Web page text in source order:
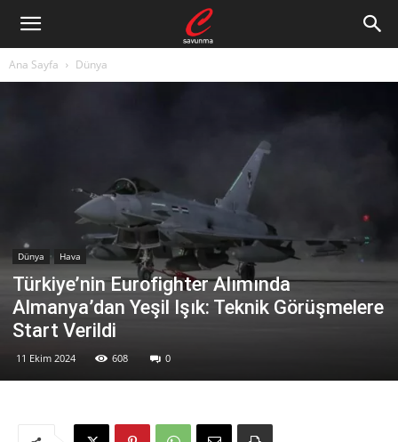
Ana Sayfa Dünya
Dünya Hava
Türkiye’nin Eurofighter Alımında
Almanya’dan Yeşil Işık: Teknik Görüşmelere
Start Verildi
11 Ekim 2024 608 0